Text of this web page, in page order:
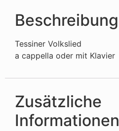
Beschreibung
Tessiner Volkslied
a cappella oder mit Klavier
Zusätzliche
Informationen